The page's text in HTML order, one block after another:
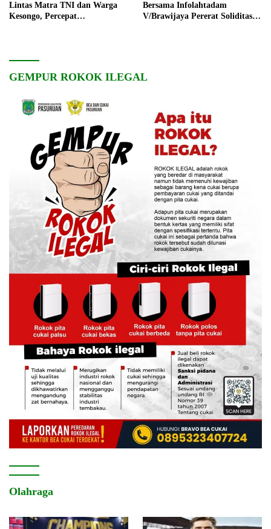
Lintas Matra TNI dan Warga
Kesongo, Percepat
Bersama Infolahtadam
V/Brawijaya Pererat Soliditas
GEMPUR ROKOK ILEGAL
Olahraga